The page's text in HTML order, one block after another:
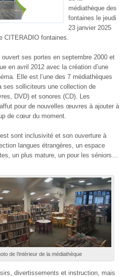
médiathèque des
fontaines le jeudi
23 janvier 2025
CITERADIO fontaines.
ses portes en septembre 2000 et
en avril 2012 avec la création d’une
Elle est l’une des 7 médiathèques
ses solliciteurs une collection de
DVD) et sonores (CD). Les
pour de nouvelles œuvres à ajouter à
de cœur du moment.
sont inclusivité et son ouverture à
langues étrangères, un espace
un plus mature, un pour les séniors…
de l’intérieur de la médiathèque
divertissements et instruction, mais